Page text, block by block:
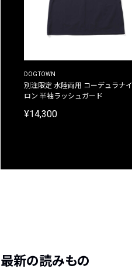
DOGTOWN
別注限定 水陸両用 コーデュラナイ
ロン 半袖ラッシュガード
¥14,300
最新の読みもの